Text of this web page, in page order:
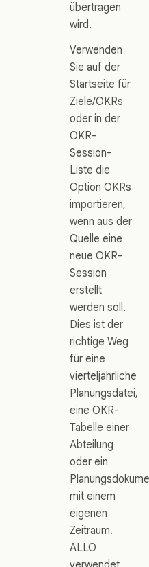
übertragen
wird.
Verwenden
Sie auf der
Startseite für
Ziele/OKRs
oder in der
OKR-
Session-
Liste die
Option OKRs
importieren,
wenn aus der
Quelle eine
neue OKR-
Session
erstellt
werden soll.
Dies ist der
richtige Weg
für eine
vierteljährliche
Planungsdatei,
eine OKR-
Tabelle einer
Abteilung
oder ein
mit einem
eigenen
Zeitraum.
ALLO